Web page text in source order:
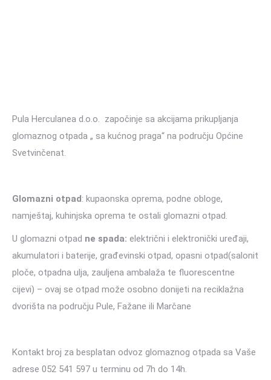
Pula Herculanea d.o.o. započinje sa akcijama prikupljanja
glomaznog otpada „ sa kućnog praga“ na području Općine
Svetvinčenat.
Glomazni otpad: kupaonska oprema, podne obloge,
namještaj, kuhinjska oprema te ostali glomazni otpad.
U glomazni otpad ne spada: električni i elektronički uređaji,
akumulatori i baterije, građevinski otpad, opasni otpad(salonit
ploče, otpadna ulja, zauljena ambalaža te fluorescentne
cijevi) – ovaj se otpad može osobno donijeti na reciklažna
dvorišta na području Pule, Fažane ili Marčane
Kontakt broj za besplatan odvoz glomaznog otpada sa Vaše
adrese 052 541 597 u terminu od 7h do 14h.